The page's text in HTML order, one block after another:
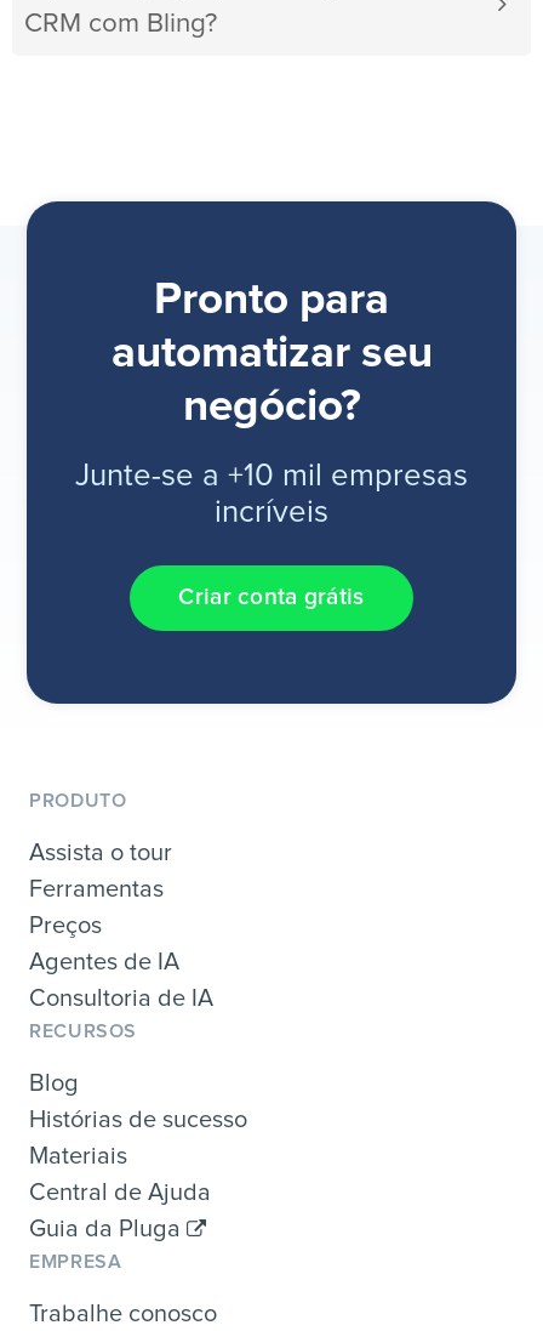
CRM com Bling?
Pronto para
automatizar seu
negócio?
Junte-se a +10 mil empresas
incríveis
Criar conta grátis
PRODUTO
Assista o tour
Ferramentas
Preços
Agentes de IA
Consultoria de IA
RECURSOS
Blog
Histórias de sucesso
Materiais
Central de Ajuda
Guia da Pluga
EMPRESA
Trabalhe conosco